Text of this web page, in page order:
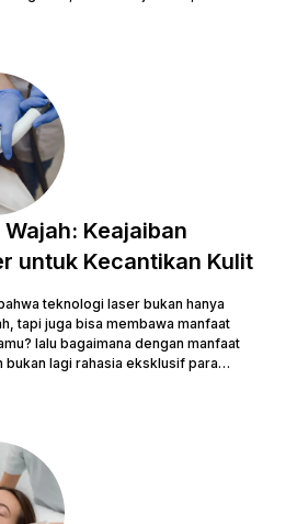
Ada banyak cara menghilangkan
terbaik menghilangkan bekas luka
kulit yang mulus dan percaya...
Keajaiban
untuk Kecantikan Kulit
teknologi laser bukan hanya
tapi juga bisa membawa manfaat
lalu bagaimana dengan manfaat
bukan lagi rahasia eksklusif para
Ini adalah solusi modern yang
tekstur kulit, menghilangkan
kulit tanpa harus melewati prosedur...